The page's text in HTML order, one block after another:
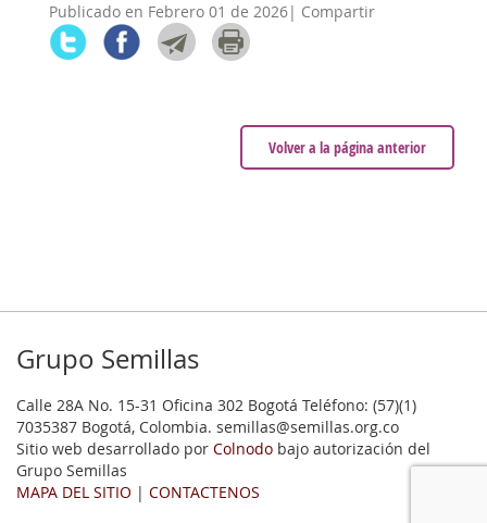
Publicado en Febrero 01 de 2026| Compartir
Volver a la página anterior
Grupo Semillas
Calle 28A No. 15-31 Oficina 302 Bogotá Teléfono: (57)(1)
7035387 Bogotá, Colombia. semillas@semillas.org.co
Sitio web desarrollado por Colnodo bajo autorización del
Grupo Semillas
MAPA DEL SITIO | CONTACTENOS